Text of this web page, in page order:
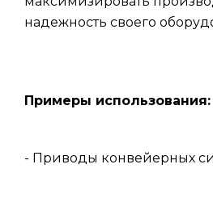
надежность своего
Примеры использования:
- Приводы конвейерных